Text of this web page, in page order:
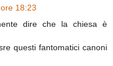
18:23
dire che la chiesa è
questi fantomatici canoni